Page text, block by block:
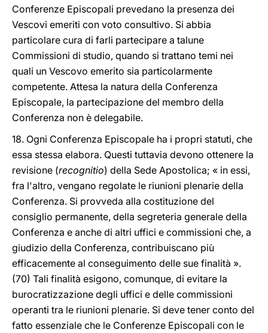
Conferenze Episcopali prevedano la presenza dei
Vescovi emeriti con voto consultivo. Si abbia
particolare cura di farli partecipare a talune
Commissioni di studio, quando si trattano temi nei
quali un Vescovo emerito sia particolarmente
competente. Attesa la natura della Conferenza
Episcopale, la partecipazione del membro della
Conferenza non è delegabile.
18. Ogni Conferenza Episcopale ha i propri statuti, che
essa stessa elabora. Questi tuttavia devono ottenere la
revisione (recognitio) della Sede Apostolica; « in essi,
fra l'altro, vengano regolate le riunioni plenarie della
Conferenza. Si provveda alla costituzione del
consiglio permanente, della segreteria generale della
Conferenza e anche di altri uffici e commissioni che, a
giudizio della Conferenza, contribuiscano più
efficacemente al conseguimento delle sue finalità ».
(70) Tali finalità esigono, comunque, di evitare la
burocratizzazione degli uffici e delle commissioni
operanti tra le riunioni plenarie. Si deve tener conto del
fatto essenziale che le Conferenze Episcopali con le